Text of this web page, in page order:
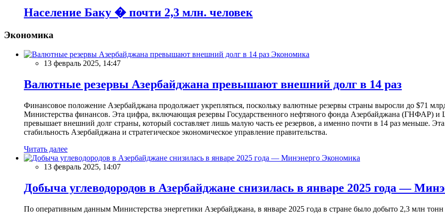
Население Баку � почти 2,3 млн. человек
Экономика
Экономика
13 февраль 2025, 14:47
Валютные резервы Азербайджана превышают внешний долг в 14 раз
Финансовое положение Азербайджана продолжает укрепляться, поскольку валютные резервы страны выросли до $71
Министерства финансов. Эта цифра, включающая резервы Государственного нефтяного фонда Азербайджана (ГНФАР) и
превышает внешний долг страны, который составляет лишь малую часть ее резервов, а именно почти в 14 раз меньше.
стабильность Азербайджана и стратегическое экономическое управление правительства.
Читать далее
Экономика
13 февраль 2025, 14:07
Добыча углеводородов в Азербайджане снизилась в январе 2025 года —
По оперативным данным Министерства энергетики Азербайджана, в январе 2025 года в стране было добыто 2,3 млн